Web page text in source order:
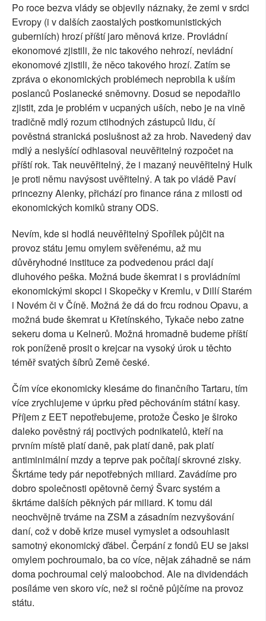
Po roce bezva vlády se objevily náznaky, že zemi v srdci
Evropy (i v dalších zaostalých postkomunistických
guberniích) hrozí příští jaro měnová krize. Provládní
ekonomové zjistili, že nic takového nehrozí, nevládní
ekonomové zjistili, že něco takového hrozí. Zatím se
zpráva o ekonomických problémech neprobila k uším
poslanců Poslanecké sněmovny. Dosud se nepodařilo
zjistit, zda je problém v ucpaných uších, nebo je na vině
tradičně mdlý rozum ctihodných zástupců lidu, čí
pověstná stranická poslušnost až za hrob. Navedený dav
mdlý a neslyšící odhlasoval neuvěřitelný rozpočet na
příští rok. Tak neuvěřitelný, že i mazaný neuvěřitelný Hulk
je proti němu navýsost uvěřitelný. A tak po vládě Paví
princezny Alenky, přichází pro finance rána z milosti od
ekonomických komiků strany ODS.
Nevím, kde si hodlá neuvěřitelný Spořílek půjčit na
provoz státu jemu omylem svěřenému, až mu
důvěryhodné instituce za podvedenou práci dají
dluhového peška. Možná bude škemrat i s provládními
ekonomickými skopci i Skopečky v Kremlu, v Dillí Starém
i Novém či v Číně. Možná že dá do frcu rodnou Opavu, a
možná bude škemrat u Křetínského, Tykače nebo zatne
sekeru doma u Kelnerů. Možná hromadně budeme příští
rok poníženě prosit o krejcar na vysoký úrok u těchto
téměř svatých šíbrů Země české.
Čím více ekonomicky klesáme do finančního Tartaru, tím
více zrychlujeme v úprku před pěchováním státní kasy.
Příjem z EET nepotřebujeme, protože Česko je široko
daleko pověstný ráj poctivých podnikatelů, kteří na
prvním místě platí daně, pak platí daně, pak platí
antiminimální mzdy a teprve pak počítají skrovné zisky.
Škrtáme tedy pár nepotřebných miliard. Zavádíme pro
dobro společnosti opětovně černý Švarc systém a
škrtáme dalších pěkných pár miliard. K tomu dál
neochvějně trváme na ZSM a zásadním nezvyšování
daní, což v době krize musel vymyslet a odsouhlasit
samotný ekonomický ďábel. Čerpání z fondů EU se jaksi
omylem pochroumalo, ba co více, nějak záhadně se nám
doma pochroumal celý maloobchod. Ale na dividendách
posíláme ven skoro víc, než si ročně půjčíme na provoz
státu.